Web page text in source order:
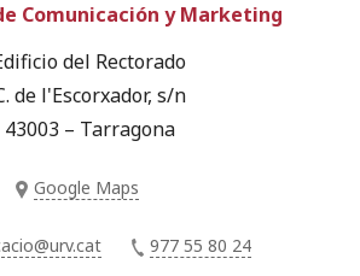
Comunicación y Marketing
del Rectorado
de l'Escorxador, s/n
43003 – Tarragona
Google Maps
977 55 80 24